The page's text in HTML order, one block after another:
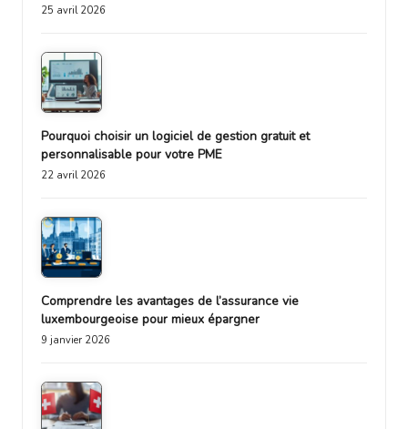
25 avril 2026
Pourquoi choisir un logiciel de gestion gratuit et
personnalisable pour votre PME
22 avril 2026
Comprendre les avantages de l’assurance vie
luxembourgeoise pour mieux épargner
9 janvier 2026